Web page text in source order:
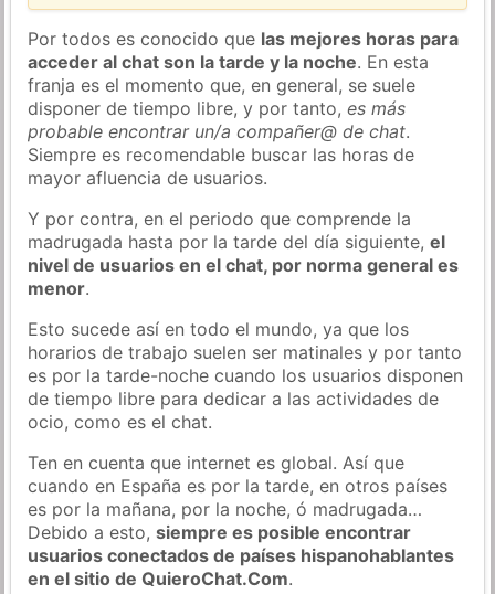
Por todos es conocido que las mejores horas para
acceder al chat son la tarde y la noche. En esta
franja es el momento que, en general, se suele
disponer de tiempo libre, y por tanto,es más
probable encontrar un/a compañer@ de chat.
Siempre es recomendable buscar las horas de
mayor afluencia de usuarios.
Y por contra, en el periodo que comprende la
madrugada hasta por la tarde del día siguiente,el
nivel de usuarios en el chat, por norma general es
menor.
Esto sucede así en todo el mundo, ya que los
horarios de trabajo suelen ser matinales y por tanto
es por la tarde-noche cuando los usuarios disponen
de tiempo libre para dedicar a las actividades de
ocio, como es el chat.
Ten en cuenta que internet es global. Así que
cuando en España es por la tarde, en otros países
es por la mañana, por la noche, ó madrugada…
Debido a esto,siempre es posible encontrar
usuarios conectados de países hispanohablantes
en el sitio de QuieroChat.Com.